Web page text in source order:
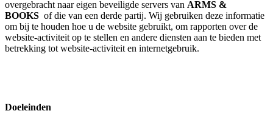
overgebracht naar eigen beveiligde servers van ARMS &
BOOKS of die van een derde partij. Wij gebruiken deze informatie
om bij te houden hoe u de website gebruikt, om rapporten over de
website-activiteit op te stellen en andere diensten aan te bieden met
betrekking tot website-activiteit en internetgebruik.
Doeleinden